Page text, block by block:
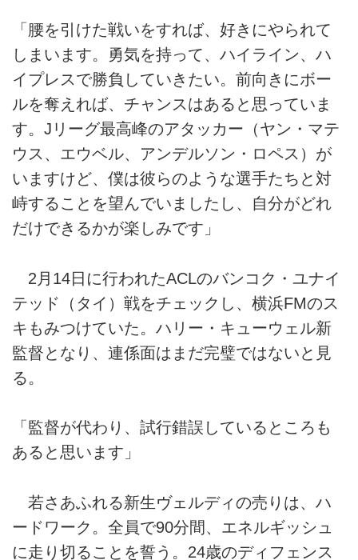
「腰を引けた戦いをすれば、好きにやられて
しまいます。勇気を持って、ハイライン、ハ
イプレスで勝負していきたい。前向きにボー
ルを奪えれば、チャンスはあると思っていま
す。Jリーグ最高峰のアタッカー（ヤン・マテ
ウス、エウベル、アンデルソン・ロペス）が
いますけど、僕は彼らのような選手たちと対
峙することを望んでいましたし、自分がどれ
だけできるかが楽しみです」
2月14日に行われたACLのバンコク・ユナイ
テッド（タイ）戦をチェックし、横浜FMのス
キもみつけていた。ハリー・キューウェル新
監督となり、連係面はまだ完璧ではないと見
る。
「監督が代わり、試行錯誤しているところも
あると思います」
若さあふれる新生ヴェルディの売りは、ハ
ードワーク。全員で90分間、エネルギッシュ
に走り切ることを誓う。24歳のディフェンス